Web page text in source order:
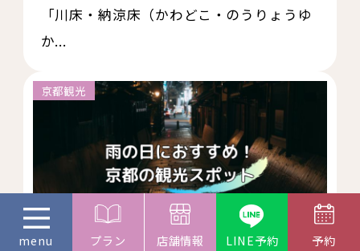
「川床・納涼床（かわどこ・のうりょうゆ
か...
京都観光
プラン 店舗情報 LINE予約 予約